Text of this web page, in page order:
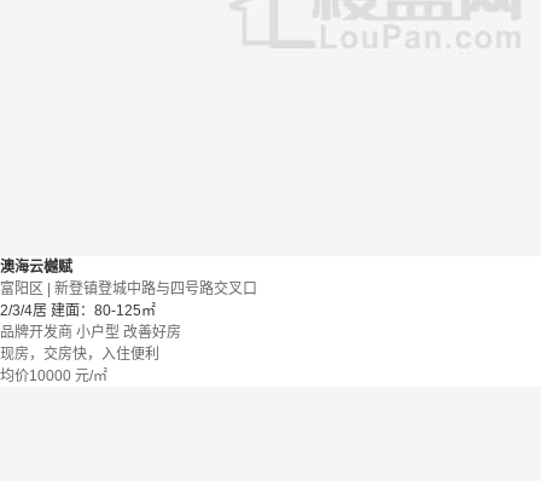
澳海云樾赋
富阳区 | 新登镇登城中路与四号路交叉口
2/3/4居 建面：80-125㎡
品牌开发商 小户型 改善好房
现房，交房快，入住便利
均价10000 元/㎡